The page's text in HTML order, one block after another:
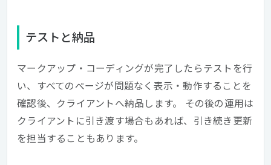
テストと納品
マークアップ・コーディングが完了したらテストを行
い、すべてのページが問題なく表示・動作することを
確認後、クライアントへ納品します。 その後の運用は
クライアントに引き渡す場合もあれば、引き続き更新
を担当することもあります。